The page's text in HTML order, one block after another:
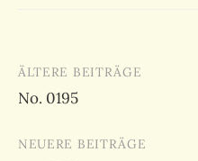
Beitragsnavigation
ÄLTERE BEITRÄGE
No. 0195
NEUERE BEITRÄGE